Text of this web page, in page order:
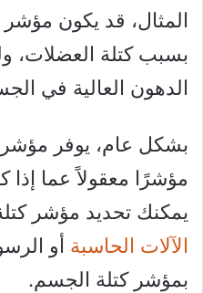
المثال، قد يكون
بسبب كتلة
الدهون العالية في
بشكل عام، يوفر
مؤشرًا معقولاً عما إذا
يمكنك تحديد مؤشر
الآلات الحاسبة أو
بمؤشر كتلة الجسم.